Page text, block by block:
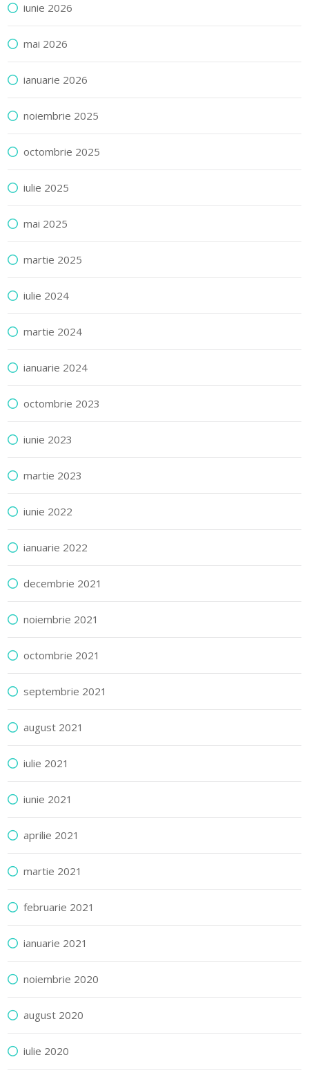
iunie 2026
mai 2026
ianuarie 2026
noiembrie 2025
octombrie 2025
iulie 2025
mai 2025
martie 2025
iulie 2024
martie 2024
ianuarie 2024
octombrie 2023
iunie 2023
martie 2023
iunie 2022
ianuarie 2022
decembrie 2021
noiembrie 2021
octombrie 2021
septembrie 2021
august 2021
iulie 2021
iunie 2021
aprilie 2021
martie 2021
februarie 2021
ianuarie 2021
noiembrie 2020
august 2020
iulie 2020